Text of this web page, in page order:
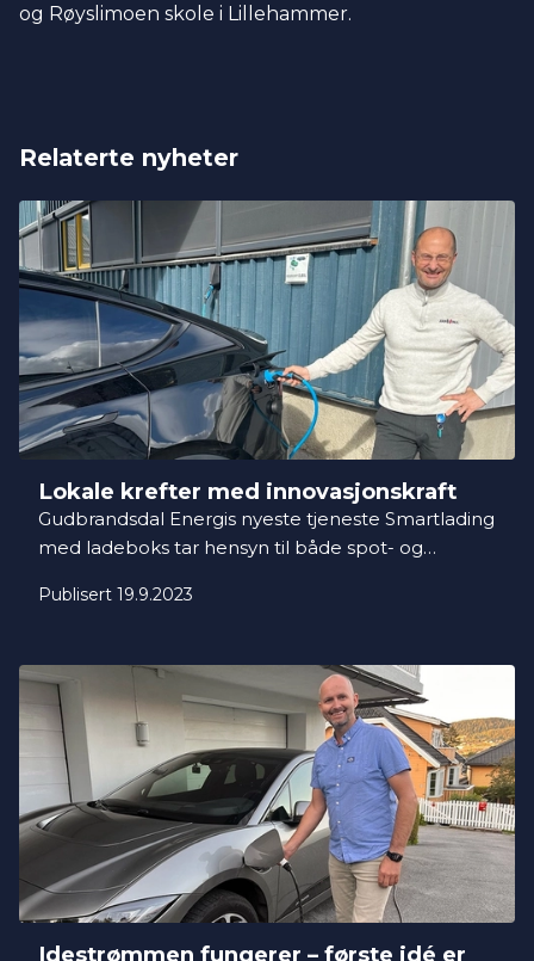
og Røyslimoen skole i Lillehammer.
Relaterte nyheter
Lokale krefter med innovasjonskraft
Gudbrandsdal Energis nyeste tjeneste Smartlading
med ladeboks tar hensyn til både spot- og
Løsningen er utviklet i samarbeid med IT-
Publisert 19.9.2023
Idestrømmen fungerer – første idé er